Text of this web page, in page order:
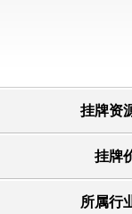
挂牌资
挂牌
所属行